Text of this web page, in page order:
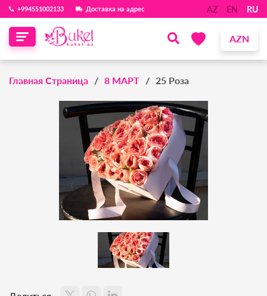
‪+994551002133‬ Доставка на адрес AZ EN RU
AZN
Главная Страница 8 МАРТ 25 Роза